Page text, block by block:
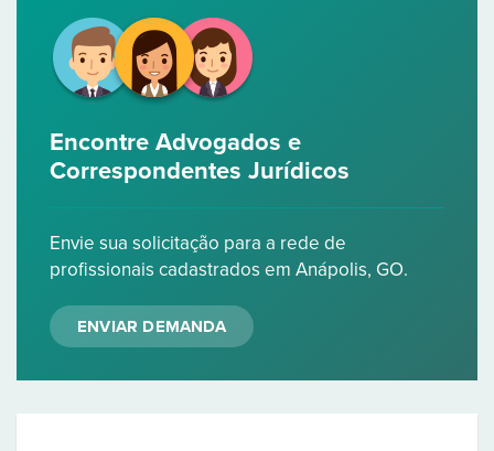
Encontre Advogados e
Correspondentes Jurídicos
Envie sua solicitação para a rede de
profissionais cadastrados em Anápolis, GO.
ENVIAR DEMANDA